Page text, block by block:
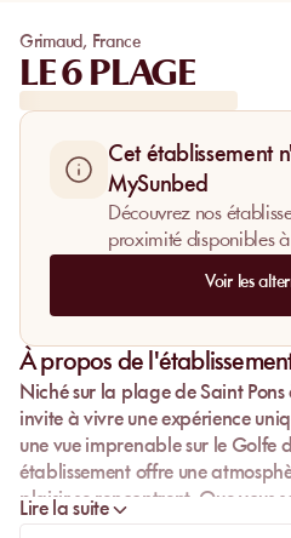
Grimaud, France
LE 6 PLAGE
Cet établissement
MySunbed
Découvrez nos
proximité disponibles
Voir les
À propos de
Niché sur la plage de Saint
invite à vivre une expérience
une vue imprenable sur le Golfe
établissement offre une
plaisir se rencontrent. Que vous
sur un transat à l'ombre d'un
Lire la suite